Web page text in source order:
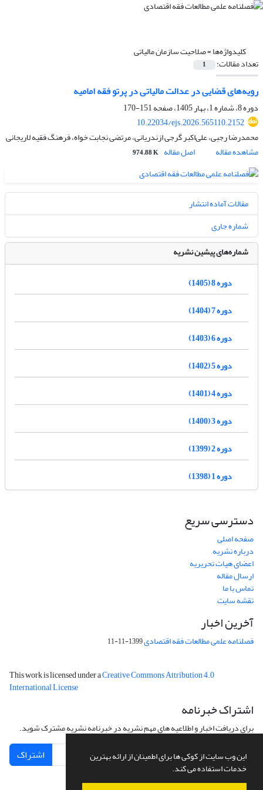
این وب سایت از کوکی ها برای اطمینان از ارائه بهترین
خدمات استفاده می کند.
کلیدواژه‌ها =صلاحیت سازمان مالیاتی
تعداد مقالات: 1
رویه‌های قضایی در عدالت مالیاتی در پرتو فقه امامیه
دوره 8، شماره 1، بهار 1405، صفحه
151-170
10.22034/ejs.2026.565110.2152
محمدرضا رجبی، علی‌اکبر گرجی ازندریانی، مرتضی نجابت خواه، فرهنگ فقیه لاریجانی
مشاهده مقاله
اصل مقاله 974.88 K
مقالات آماده انتشار
شماره جاری
شماره‌های پیشین نشریه
دوره 8 (1405)
دوره 7 (1404)
دوره 6 (1403)
دوره 5 (1402)
دوره 4 (1401)
دوره 3 (1400)
دوره 2 (1399)
دوره 1 (1398)
دسترسی سریع
صفحه اصلی
درباره نشریه
اعضای هیات تحریریه
ارسال مقاله
تماس با ما
نقشه سایت
آخرین اخبار
فصلنامه علمی مطالعات فقه اقتصادی1399-11-11
This work is licensed under aCreative Commons Attribution 4.0
International License
اشتراک خبرنامه
برای دریافت اخبار و اطلاعیه های مهم نشریه در خبرنامه نشریه مشترک شوید.
اشتراک